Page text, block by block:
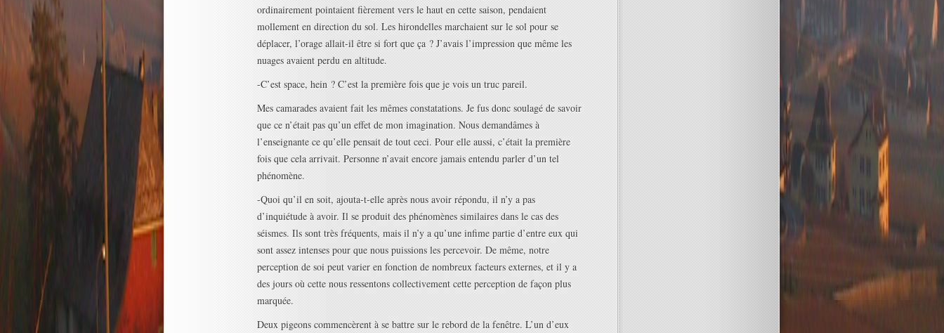
ordinairement pointaient fièrement vers le haut en cette saison, pendaient
mollement en direction du sol. Les hirondelles marchaient sur le sol pour se
déplacer, l’orage allait-il être si fort que ça ? J’avais l’impression que même les
nuages avaient perdu en altitude.
-C’est space, hein ? C’est la première fois que je vois un truc pareil.
Mes camarades avaient fait les mêmes constatations. Je fus donc soulagé de savoir
que ce n’était pas qu’un effet de mon imagination. Nous demandâmes à
l’enseignante ce qu’elle pensait de tout ceci. Pour elle aussi, c’était la première
fois que cela arrivait. Personne n’avait encore jamais entendu parler d’un tel
phénomène.
-Quoi qu’il en soit, ajouta-t-elle après nous avoir répondu, il n’y a pas
d’inquiétude à avoir. Il se produit des phénomènes similaires dans le cas des
séismes. Ils sont très fréquents, mais il n’y a qu’une infime partie d’entre eux qui
sont assez intenses pour que nous puissions les percevoir. De même, notre
perception de soi peut varier en fonction de nombreux facteurs externes, et il y a
des jours où cette nous ressentons collectivement cette perception de façon plus
marquée.
Deux pigeons commencèrent à se battre sur le rebord de la fenêtre. L’un d’eux